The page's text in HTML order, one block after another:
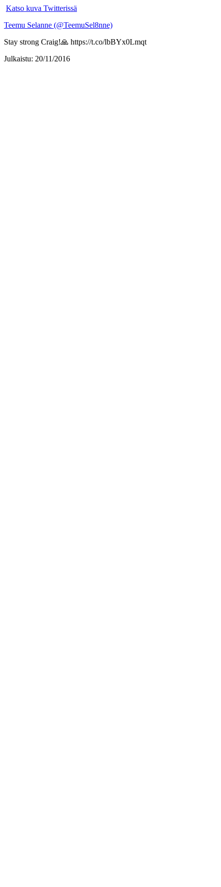
Katso kuva Twitterissä
Teemu Selanne (@TeemuSel8nne)
Stay strong Craig!🙏 https://t.co/lbBYx0Lmqt
Julkaistu: 20/11/2016